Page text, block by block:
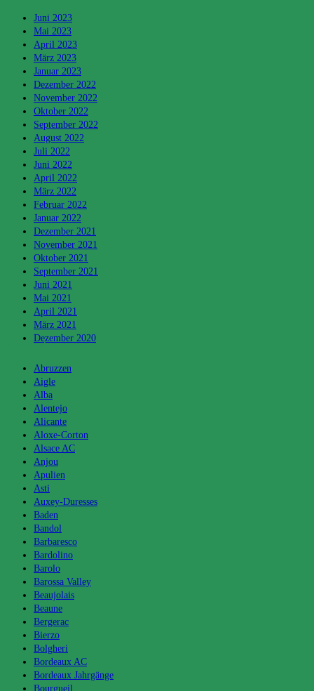
Juni 2023
Mai 2023
April 2023
März 2023
Januar 2023
Dezember 2022
November 2022
Oktober 2022
September 2022
August 2022
Juli 2022
Juni 2022
April 2022
März 2022
Februar 2022
Januar 2022
Dezember 2021
November 2021
Oktober 2021
September 2021
Juni 2021
Mai 2021
April 2021
März 2021
Dezember 2020
Kategorien
Abruzzen
Aigle
Alba
Alentejo
Alicante
Aloxe-Corton
Alsace AC
Anjou
Apulien
Asti
Auxey-Duresses
Baden
Bandol
Barbaresco
Bardolino
Barolo
Barossa Valley
Beaujolais
Beaune
Bergerac
Bierzo
Bolgheri
Bordeaux AC
Bordeaux Jahrgänge
Bourgueil